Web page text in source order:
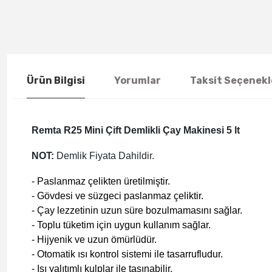
Ürün Bilgisi Yorumlar Taksit
Remta R25 Mini Çift Demlikli Çay Makinesi 5 lt
NOT: Demlik Fiyata Dahildir.
- Paslanmaz çelikten üretilmiştir.
- Gövdesi ve süzgeci paslanmaz çeliktir.
- Çay lezzetinin uzun süre bozulmamasını sağlar.
- Toplu tüketim için uygun kullanım sağlar.
- Hijyenik ve uzun ömürlüdür.
- Otomatik ısı kontrol sistemi ile tasarrufludur.
- Isı yalıtımlı kulplar ile taşınabilir.